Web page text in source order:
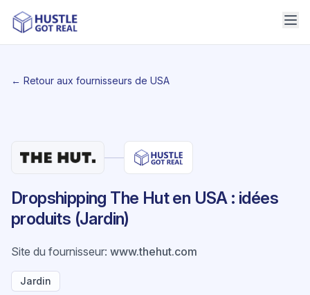
← Retour aux fournisseurs de USA
Dropshipping The Hut en USA : idées
produits (Jardin)
Site du fournisseur: www.thehut.com
Jardin